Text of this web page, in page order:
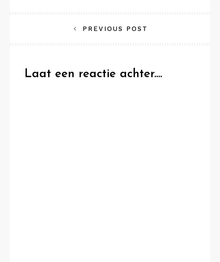
navigatie
PREVIOUS POST
Laat een reactie achter....